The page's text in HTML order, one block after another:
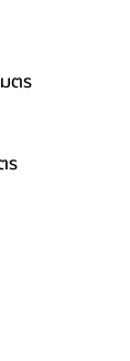
ตร
ร